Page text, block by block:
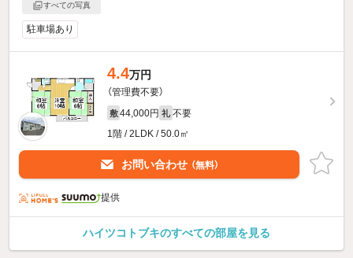
すべての写真
駐車場あり
4.4万円
（管理費不要）
敷 44,000円 礼 不要
1階 / 2LDK / 50.0㎡
お問い合わせ （無料）
提供
ハイツコトブキのすべての部屋を見る